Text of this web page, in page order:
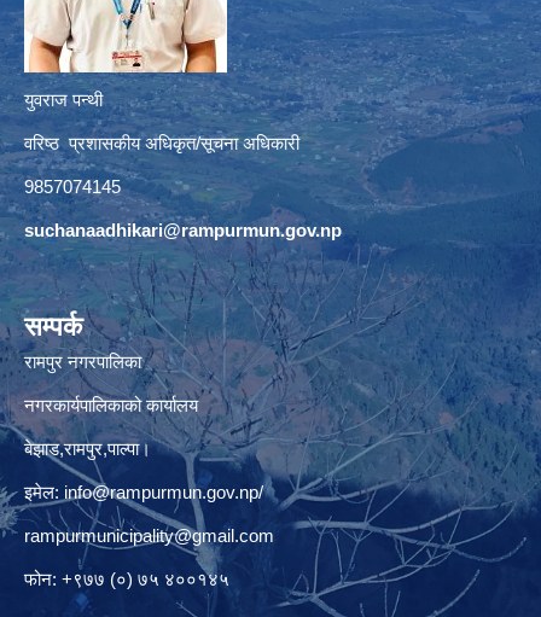
युवराज पन्थी
वरिष्ठ प्रशासकीय अधिकृत/सूचना अधिकारी
9857074145
suchanaadhikari@rampurmun.gov.np
सम्पर्क
रामपुर नगरपालिका
नगरकार्यपालिकाको कार्यालय
बेझाड,रामपुर,पाल्पा।
इमेल: info@rampurmun.gov.np/
rampurmunicipality@gmail.com
फोन: +९७७ (०) ७५ ४००१४५